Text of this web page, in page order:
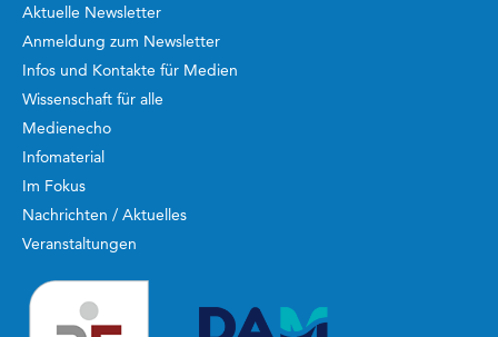
Aktuelle Newsletter
Anmeldung zum Newsletter
Infos und Kontakte für Medien
Wissenschaft für alle
Medienecho
Infomaterial
Im Fokus
Nachrichten / Aktuelles
Veranstaltungen